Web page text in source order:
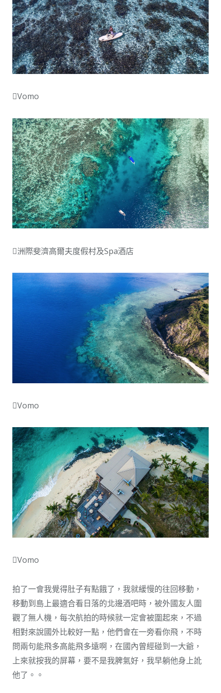
Vomo
洲際斐濟高爾夫度假村及Spa酒店
Vomo
Vomo
拍了一會我覺得肚子有點餓了，我就緩慢的往回移動，
移動到島上最適合看日落的北邊酒吧時，被外國友人圍
觀了無人機，每次航拍的時候就一定會被圍起來，不過
相對來說國外比較好一點，他們會在一旁看你飛，不時
問兩句能飛多高能飛多遠啊，在國內曾經碰到一大爺，
上來就按我的屏幕，要不是我脾氣好，我早躺他身上訛
他了。。